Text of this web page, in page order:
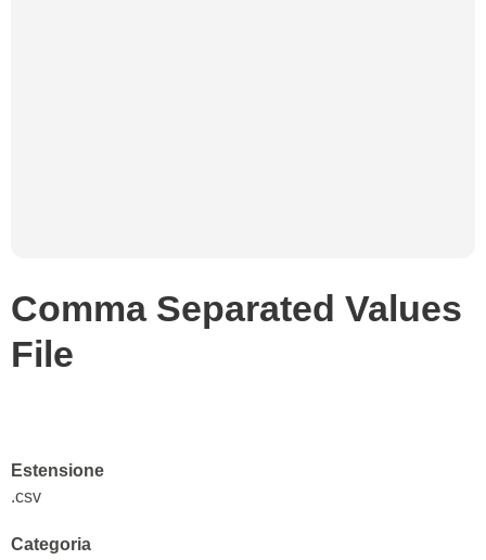
Comma Separated Values
File
Estensione
.csv
Categoria